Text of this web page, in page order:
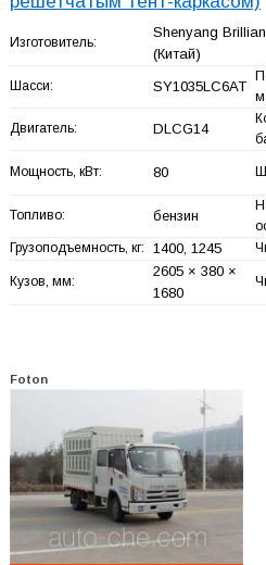
Изготовитель:
Shenyang
(Китай)
Шасси: SY1035LC6AT
Двигатель: DLCG14
Мощность, кВт: 80
Топливо: бензин
Грузоподъемность, кг: 1400, 1245
Кузов, мм:
2605 × 380 ×
1680
Foton